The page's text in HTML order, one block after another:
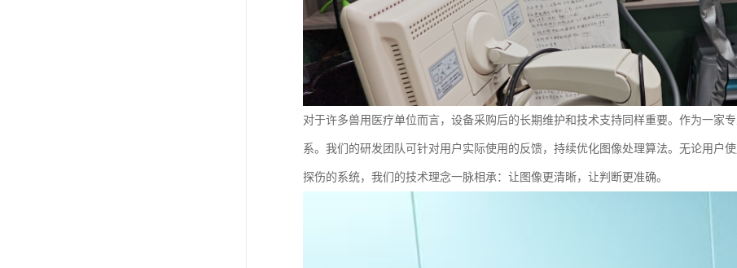
对于许多兽用医疗单位而言，设备采购后的长期维护和技术支持同样重要。作为一家
系。我们的研发团队可针对用户实际使用的反馈，持续优化图像处理算法。无论用户
探伤的系统，我们的技术理念一脉相承：让图像更清晰，让判断更准确。